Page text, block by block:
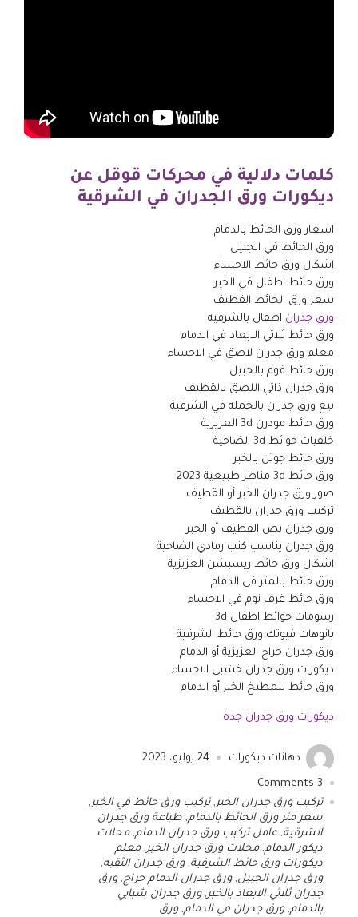
كلمات دلالية في محركات قوقل عن
ديكورات ورق الجدران في الشرقية
اسعار ورق الحائط بالدمام
ورق الحائط في الجبيل
اشكال ورق حائط الاحساء
ورق حائط اطفال في الخبر
سعر ورق الحائط القطيف
ورق جدران اطفال بالشرقية
ورق حائط ثلاثي الابعاد في الدمام
معلم ورق جدران لاصق في الاحساء
ورق حائط فوم بالجبيل
ورق جدران ذاتي اللصق بالقطيف
بيع ورق جدران بالجمله في الشرقية
ورق حائط مودرن 3d العزيزية
خلفيات حوائط 3d الضاحية
ورق حائط جوتن بالخبر
ورق حائط 3d مناظر طبيعية 2023
صور ورق جدران الخبر أو القطيف
تركيب ورق جدران بالقطيف
ورق جدران نص القطيف أو الخبر
ورق جدران يناسب كنب رمادي الضاحية
اشكال ورق حائط ريسبشن العزيزية
ورق حائط بالمتر في الدمام
ورق حائط غرف نوم في الاحساء
رسومات حوائط اطفال 3d
بانوهات فيوتك ورق حائط الشرقية
ورق جدران حراج العزيزية أو الدمام
ديكورات ورق جدران خشبي الاحساء
ورق حائط للمطبخ الخبر أو الدمام
ديكورات ورق جدران جدة
دهانات ديكورات 24 يوليو، 2023
3
تركيب ورق جدران الخبر ,تركيب ورق حائط في الخبر ,
سعر متر ورق الحائط بالدمام, طباعة ورق جدران
الشرقية, عامل تركيب ورق جدران الدمام,محلات
ديكور الدمام,محلات ورق جدران الخبر ,معلم
ديكورات ورق حائط الشرقية,ورق جدران الثقبه,
ورق جدران الجبيل,ورق جدران الدمام حراج,ورق
جدران ثلاثي الابعاد بالخبر ,ورق جدران شبابي
بالدمام,ورق جدران في الدمام,ورق